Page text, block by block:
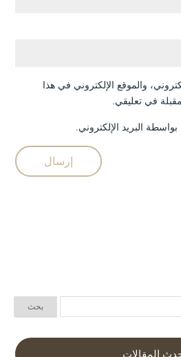
والموقع الإلكتروني في هذا
في تعليقي.
البريد الإلكتروني.
المقالات